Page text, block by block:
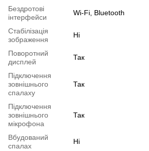
Бездротові
інтерфейси
Wi-Fi, Bluetooth
Cтабілізація
зображення
Ні
Поворотний
дисплей
Так
Підключення
зовнішнього
спалаху
Так
Підключення
зовнішнього
мікрофона
Так
Вбудований
спалах
Ні